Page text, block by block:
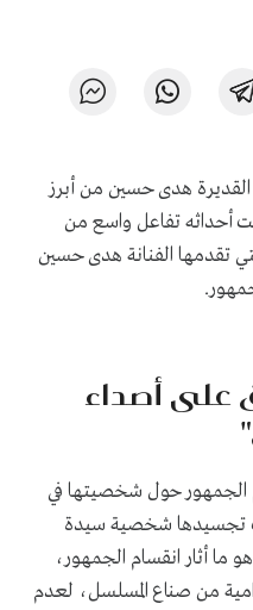
هدى حسين من أبرز
أحداثه تفاعل واسع من
تقدمها الفنانة هدى حسين
على أصداء
الجمهور حول شخصيتها في
شخصية سيدة
ما أثار انقسام الجمهور،
من صناع المسلسل، لعدم